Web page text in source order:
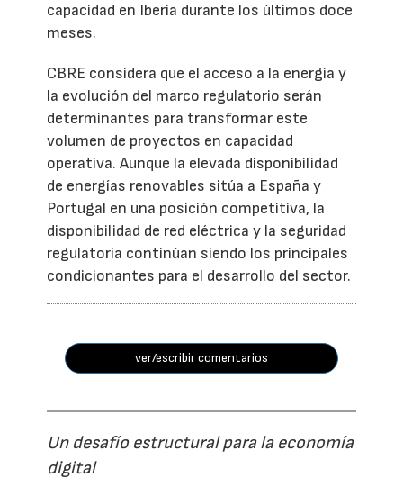
capacidad en Iberia durante los últimos doce
meses.
CBRE considera que el acceso a la energía y
la evolución del marco regulatorio serán
determinantes para transformar este
volumen de proyectos en capacidad
operativa. Aunque la elevada disponibilidad
de energías renovables sitúa a España y
Portugal en una posición competitiva, la
disponibilidad de red eléctrica y la seguridad
regulatoria continúan siendo los principales
condicionantes para el desarrollo del sector.
ver/escribir comentarios
Un desafío estructural para la economía
digital